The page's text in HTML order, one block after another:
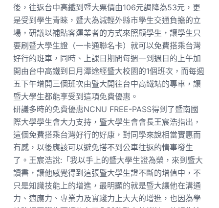
後，往返台中高鐵到暨大票價由106元調降為53元，更
是受到學生青睞，暨大為減輕外縣市學生交通負擔的立
場，研議以補貼客運業者的方式來照顧學生，讓學生只
要刷暨大學生證（一卡通聯名卡）就可以免費搭乘台灣
好行的班車，同時、上課日期間每週一到週日的上午加
開由台中高鐵到日月潭途經暨大校園的1個班次，而每週
五下午增開三個班次由暨大開往台中高鐵站的專車，讓
暨大學生都能享受到這項免費優惠。
研議多時的免費優惠NCNU FREE-PASS得到了暨南國
際大學學生會大力支持，暨大學生會會長王宸浩指出，
這個免費搭乘台灣好行的好康，對同學來說相當實惠而
有感，以後應該可以避免搭不到公車往返的情事發生
了。王宸浩說:「我以手上的暨大學生證為榮，來到暨大
讀書，讓他感覺得到這張暨大學生證不斷的增值中，不
只是知識技能上的增進，最明顯的就是暨大讓他在溝通
力、適應力、專業力及實踐力上大大的增進，也因為學